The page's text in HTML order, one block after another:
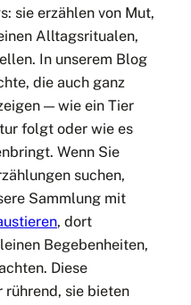
sie erzählen von Mut,
Alltagsritualen,
In unserem Blog
die auch ganz
— wie ein Tier
folgt oder wie es
Wenn Sie
suchen,
Sammlung mit
, dort
Begebenheiten,
Diese
rührend, sie bieten